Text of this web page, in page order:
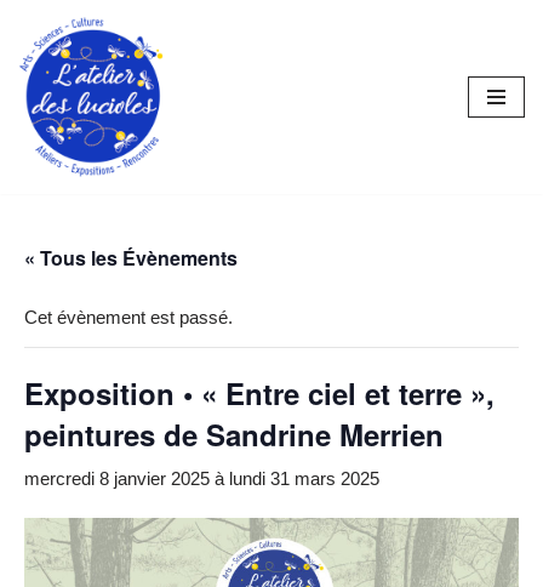
Aller
au
contenu
« Tous les Évènements
Cet évènement est passé.
Exposition • « Entre ciel et terre »,
peintures de Sandrine Merrien
mercredi 8 janvier 2025 à lundi 31 mars 2025